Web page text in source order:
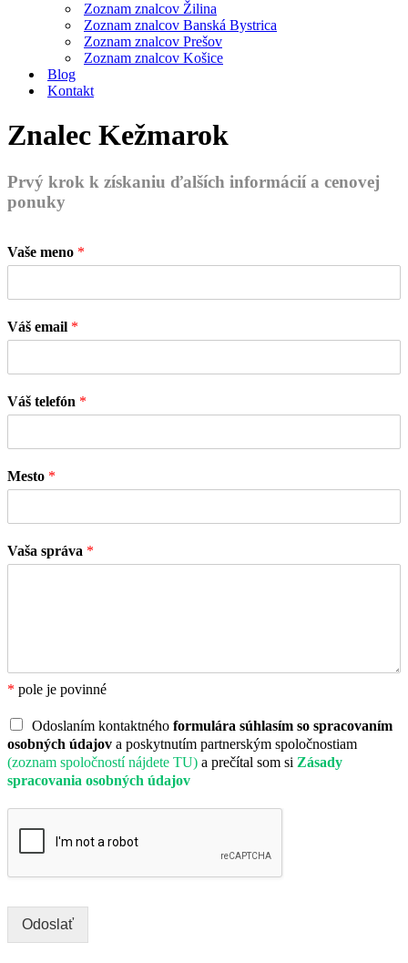
Zoznam znalcov Žilina
Zoznam znalcov Banská Bystrica
Zoznam znalcov Prešov
Zoznam znalcov Košice
Blog
Kontakt
Znalec Kežmarok
Prvý krok k získaniu ďalších informácií a cenovej
ponuky
Vaše meno *
Váš email *
Váš telefón *
Mesto *
Vaša správa *
* pole je povinné
Odoslaním kontaktného formulára súhlasím so spracovaním
osobných údajov a poskytnutím partnerským spoločnostiam
(zoznam spoločností nájdete TU) a prečítal som si Zásady
spracovania osobných údajov
Odoslať